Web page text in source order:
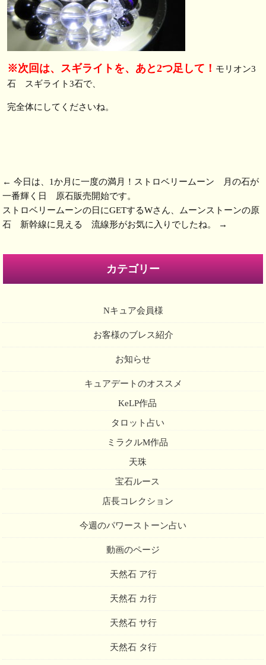
※次回は、スギライトを、あと2つ足して！ モリオン3
石 スギライト3石で、
完全体にしてくださいね。
←今日は、1か月に一度の満月！ストロベリームーン 月の石が
一番輝く日 原石販売開始です。
ストロベリームーンの日にGETするWさん、ムーンストーンの原
石 新幹線に見える 流線形がお気に入りでしたね。
→
カテゴリー
Nキュア会員様
お客様のブレス紹介
お知らせ
キュアデートのオススメ
KeLP作品
タロット占い
ミラクルM作品
天珠
宝石ルース
店長コレクション
今週のパワーストーン占い
動画のページ
天然石 ア行
天然石 カ行
天然石 サ行
天然石 タ行